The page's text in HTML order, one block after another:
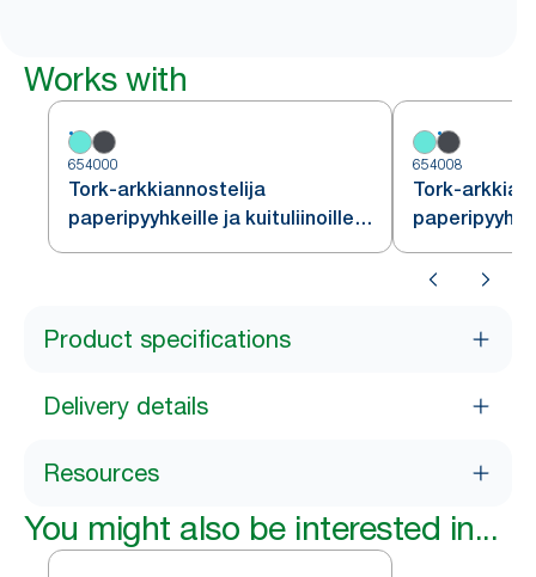
Works with
654000
Tork-arkkiannostelija
paperipyyhkeille ja kuituliinoille,
turkoosi/valkoinen, W4
654008
Tork-
punainen/
Product specifications
Delivery details
Resources
You might also be interested in...